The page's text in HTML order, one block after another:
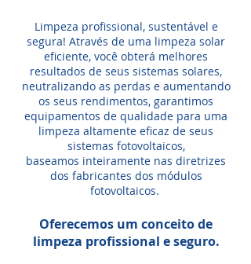
Limpeza profissional, sustentável e
segura! Através de uma limpeza solar
eficiente, você obterá melhores
resultados de seus sistemas solares,
neutralizando as perdas e aumentando
os seus rendimentos, garantimos
equipamentos de qualidade para uma
limpeza altamente eficaz de seus
sistemas fotovoltaicos,
baseamos inteiramente nas diretrizes
dos fabricantes dos módulos
fotovoltaicos.
Oferecemos um conceito de
limpeza profissional e seguro.